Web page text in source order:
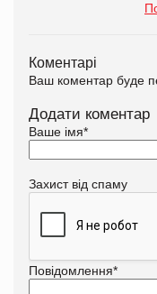
Коментарі
Ваш коментар буде
Додати коментар
Ваше імя*
Захист від спаму
Повідомлення*